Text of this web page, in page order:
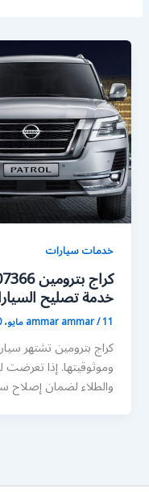
خدمات سيارات
خدمة تصليح
ammar ammar/11 مايو، 2020
كراج بترومين تشتهر
وموثوقيتها. إذا
والطلاء لضمان إصلاح